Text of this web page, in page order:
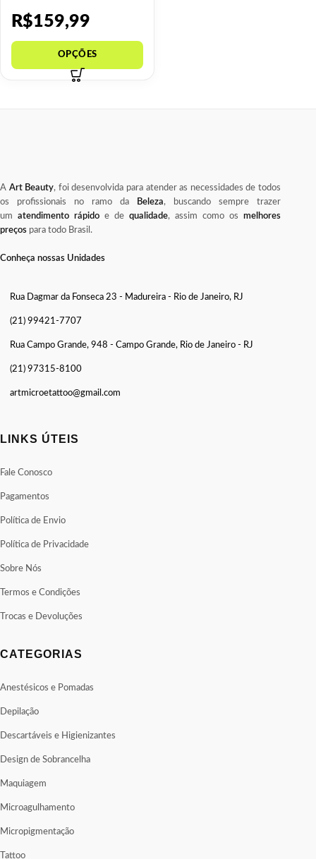
R$159,99
A Art Beauty, foi desenvolvida para atender as necessidades de todos
os profissionais no ramo da
Beleza, buscando sempre trazer
um atendimento rápido e de qualidade, assim como os melhores
preços para todo Brasil.
Conheça nossas Unidades
Rua Dagmar da Fonseca 23 - Madureira - Rio de Janeiro, RJ
(21) 99421-7707
Rua Campo Grande, 948 - Campo Grande, Rio de Janeiro - RJ
(21) 97315-8100
artmicroetattoo@gmail.com
LINKS ÚTEIS
Fale Conosco
Pagamentos
Política de Envio
Política de Privacidade
Sobre Nós
Termos e Condições
Trocas e Devoluções
CATEGORIAS
Anestésicos e Pomadas
Depilação
Descartáveis e Higienizantes
Design de Sobrancelha
Maquiagem
Microagulhamento
Micropigmentação
Tattoo